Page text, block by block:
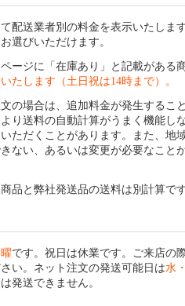
配送業者別の料金を表示いたしま
選びいただけます。
ージに「在庫あり」と記載がある
たします（土日祝は14時まで）。
の場合は、追加料金が発生するこ
り送料の自動計算がうまく機能し
ただくことがあります。また、地
ない、あるいは変更が必要なこと
品と弊社発送品の送料は別計算で
です。祝日は休業です。ご来店の
い。ネット注文の発送可能日は水
発送できません。